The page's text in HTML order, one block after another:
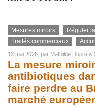
Mesures miroirs Réguler
Traités commerciaux
13 mai 2026 , par Mathilde Dupré &
La mesure
antibiotiques
faire perdre au
marché